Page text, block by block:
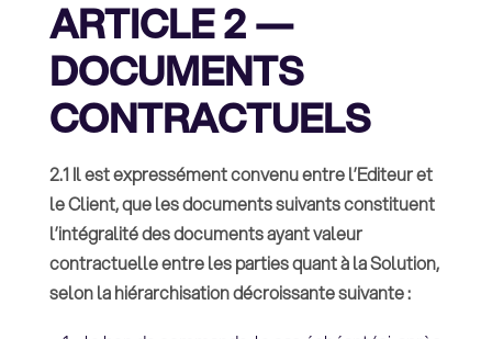
ARTICLE 2 —
DOCUMENTS
CONTRACTUELS
2.1 Il est expressément convenu entre l’Editeur et
le Client, que les documents suivants constituent
l’intégralité des documents ayant valeur
contractuelle entre les parties quant à la Solution,
selon la hiérarchisation décroissante suivante :